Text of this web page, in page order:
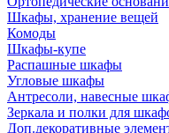
Шкафы, хранение вещей
Комоды
Шкафы-купе
Распашные шкафы
Угловые шкафы
Антресоли, навесные
Зеркала и полки для
Доп.декоративные